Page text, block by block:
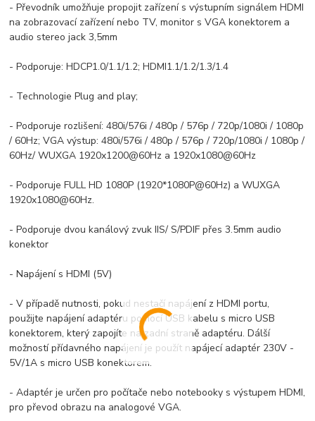
- Převodník umožňuje propojit zařízení s výstupním signálem HDMI
na zobrazovací zařízení nebo TV, monitor s VGA konektorem a
audio stereo jack 3,5mm
- Podporuje: HDCP1.0/1.1/1.2; HDMI1.1/1.2/1.3/1.4
- Technologie Plug and play;
- Podporuje rozlišení: 480i/576i / 480p / 576p / 720p/1080i / 1080p
/ 60Hz; VGA výstup: 480i/576i / 480p / 576p / 720p/1080i / 1080p /
60Hz/ WUXGA 1920x1200@60Hz a 1920x1080@60Hz
- Podporuje FULL HD 1080P (1920*1080P@60Hz) a WUXGA
1920x1080@60Hz.
- Podporuje dvou kanálový zvuk IIS/ S/PDIF přes 3.5mm audio
konektor
- Napájení s HDMI (5V)
- V případě nutnosti, pokud nestačí napájení z HDMI portu,
použijte napájení adaptéru pomocí USB kabelu s micro USB
konektorem, který zapojíte na zadní straně adaptéru. Dálší
možností přídavného napájení je použít napájecí adaptér 230V -
5V/1A s micro USB konektorem.
- Adaptér je určen pro počítače nebo notebooky s výstupem HDMI,
pro převod obrazu na analogové VGA.